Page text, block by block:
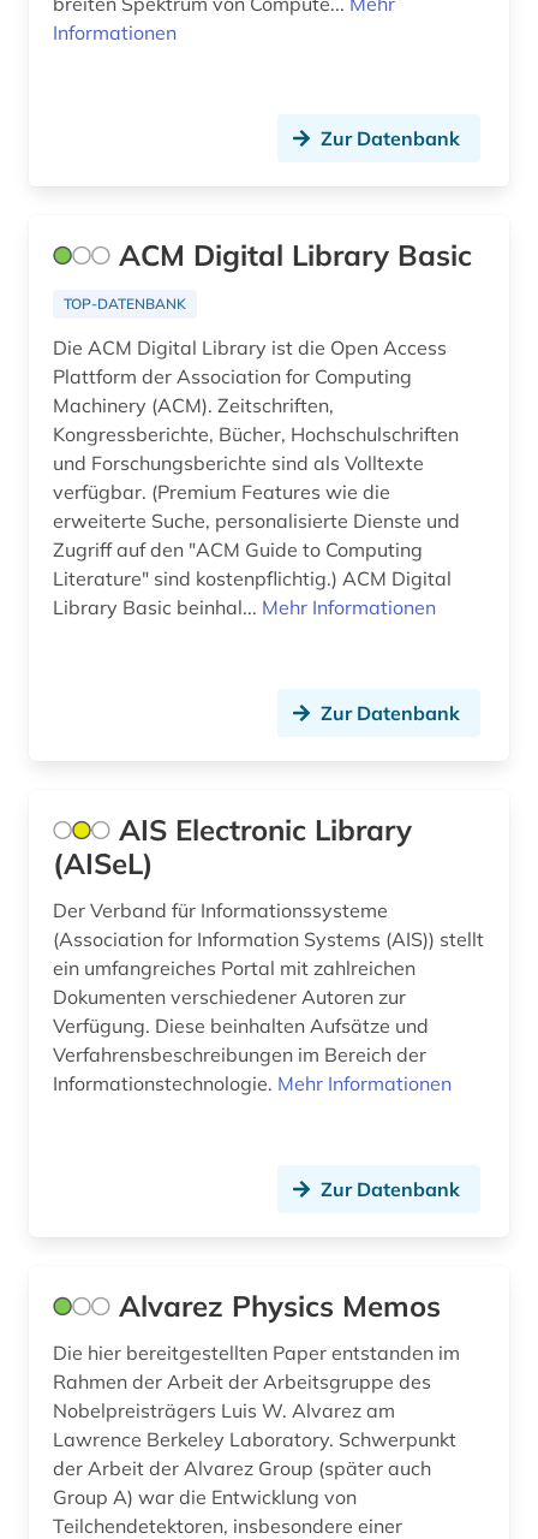
informations- und
informationsgesellschaft (1)
informationspolitik (1)
informationsrecht (1)
informationssystem (1)
informationssysteme (1)
informationstechnologie (2)
informationsvermittlung (1)
ingenieurwissenschaften (5)
internet (2)
ki (1)
künstliche intelligenz (3)
landwirtschaft (1)
laser (1)
marktanteil (1)
maschinelles lernen (2)
maschinenbau (1)
massive open online course (1)
materialwissenschaft (1)
Informationen
Zur Datenbank
ACM Digital Library Basic
TOP-DATENBANK
Die ACM Digital Library ist die Open Access
Plattform der Association for Computing
Machinery (ACM). Zeitschriften,
Kongressberichte, Bücher, Hochschulschriften
und Forschungsberichte sind als Volltexte
verfügbar. (Premium Features wie die
erweiterte Suche, personalisierte Dienste und
Zugriff auf den "ACM Guide to Computing
Literature" sind kostenpflichtig.) ACM Digital
Library Basic beinhal... Mehr Informationen
Zur Datenbank
AIS Electronic Library
(AISeL)
Der Verband für Informationssysteme
(Association for Information Systems (AIS)) stellt
ein umfangreiches Portal mit zahlreichen
Dokumenten verschiedener Autoren zur
Verfügung. Diese beinhalten Aufsätze und
Verfahrensbeschreibungen im Bereich der
Informationstechnologie. Mehr Informationen
Zur Datenbank
Alvarez Physics Memos
Die hier bereitgestellten Paper entstanden im
Rahmen der Arbeit der Arbeitsgruppe des
Nobelpreisträgers Luis W. Alvarez am
Lawrence Berkeley Laboratory. Schwerpunkt
der Arbeit der Alvarez Group (später auch
Group A) war die Entwicklung von
Teilchendetektoren, insbesondere einer